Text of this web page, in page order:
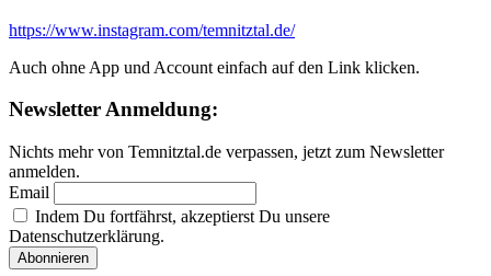
https://www.instagram.com/temnitztal.de/
Auch ohne App und Account einfach auf den Link klicken.
Newsletter Anmeldung:
Nichts mehr von Temnitztal.de verpassen, jetzt zum Newsletter
anmelden.
Email
Indem Du fortfährst, akzeptierst Du unsere
Datenschutzerklärung.